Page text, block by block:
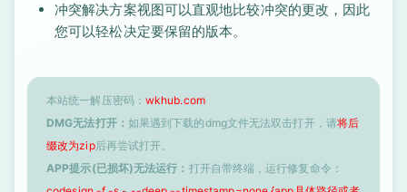
冲突解决方案视图可以直观地比较冲突的更改，因此
您可以轻松决定要保留的版本。
本站统一解压密码： wkhub.com
DMG无法打开： 如果遇到下载的dmg文件无法双击打开，请将后
缀改为zip后再尝试打开。
APP提示(已损坏)无法运行： 打开自带终端，运行修复命令：